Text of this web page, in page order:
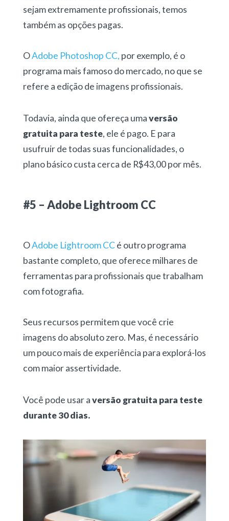
sejam extremamente profissionais, temos
também as opções pagas.
OAdobe Photoshop CC, por exemplo, é o
programa mais famoso do mercado, no que se
refere a edição de imagens profissionais.
Todavia, ainda que ofereça umaversão
gratuita para teste, ele é pago. E para
usufruir de todas suas funcionalidades, o
plano básico custa cerca de R$43,00 por mês.
#5 – Adobe Lightroom CC
OAdobe Lightroom CCé outro programa
bastante completo, que oferece milhares de
ferramentas para profissionais que trabalham
com fotografia.
Seus recursos permitem que você crie
imagens do absoluto zero. Mas, é necessário
um pouco mais de experiência para explorá-los
com maior assertividade.
Você pode usar aversão gratuita para teste
durante 30 dias.